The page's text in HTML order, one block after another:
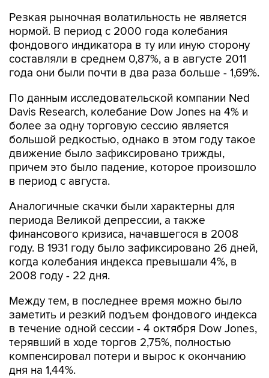
Резкая рыночная волатильность не является
нормой. В период с 2000 года колебания
фондового индикатора в ту или иную сторону
составляли в среднем 0,87%, а в августе 2011
года они были почти в два раза больше - 1,69%.
По данным исследовательской компании Ned
Davis Research, колебание Dow Jones на 4% и
более за одну торговую сессию является
большой редкостью, однако в этом году такое
движение было зафиксировано трижды,
причем это было падение, которое произошло
в период с августа.
Аналогичные скачки были характерны для
периода Великой депрессии, а также
финансового кризиса, начавшегося в 2008
году. В 1931 году было зафиксировано 26 дней,
когда колебания индекса превышали 4%, в
2008 году - 22 дня.
Между тем, в последнее время можно было
заметить и резкий подъем фондового индекса
в течение одной сессии - 4 октября Dow Jones,
терявший в ходе торгов 2,75%, полностью
компенсировал потери и вырос к окончанию
дня на 1,44%.